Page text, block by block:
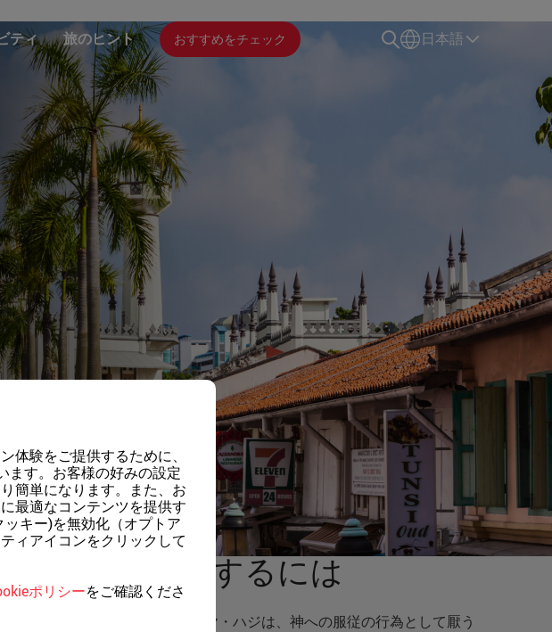
ティ 旅のヒント おすすめをチェック 日本語
参加するには
ハリ・ラヤ・ハジは、神への服従の行為として厭う
体験をご提供するために、
ます。お客様の好みの設定
簡単になります。また、お
最適なコンテンツを提供す
キー)を無効化（オプトア
ィアイコンをクリックして
ポリシーをご確認くださ